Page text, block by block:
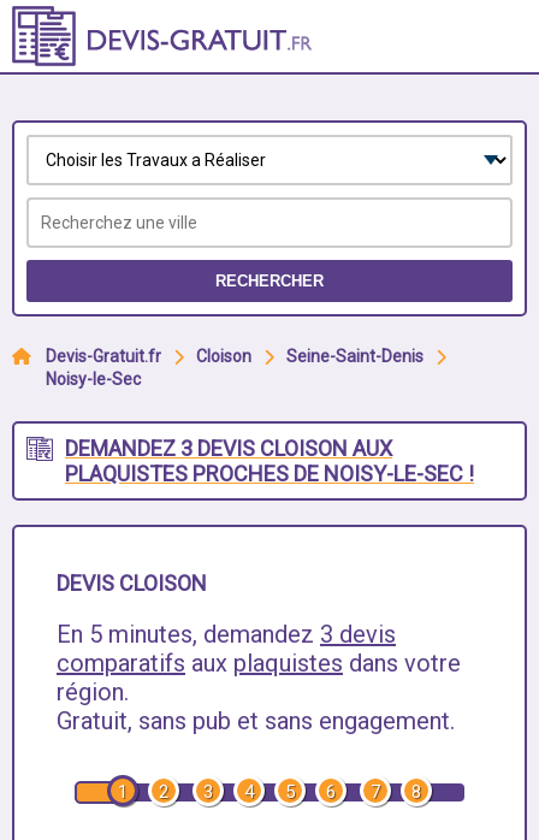
RECHERCHER
Devis-Gratuit.fr Cloison
Seine-Saint-Denis
Noisy-le-Sec
DEMANDEZ 3 DEVIS CLOISON AUX
PLAQUISTES PROCHES DE NOISY-LE-SEC !
DEVIS CLOISON
En 5 minutes, demandez 3 devis
comparatifs aux plaquistes dans votre
région.
Gratuit, sans pub et sans engagement.
1 2 3 4 5 6 7 8